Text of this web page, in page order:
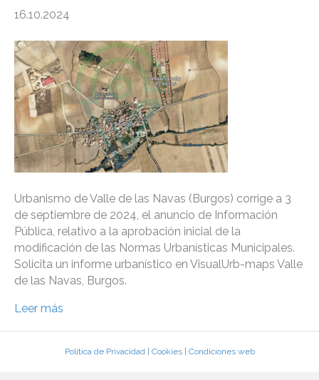
16.10.2024
Urbanismo de Valle de las Navas (Burgos) corrige a 3
de septiembre de 2024, el anuncio de Información
Pública, relativo a la aprobación inicial de la
modificación de las Normas Urbanísticas Municipales.
Solicita un informe urbanístico en VisualUrb-maps Valle
de las Navas, Burgos.
Leer más
Política de Privacidad| Cookies| Condiciones web